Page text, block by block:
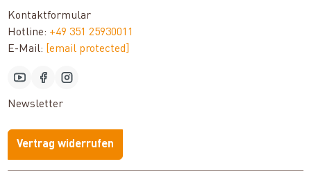
Kontaktformular
Hotline: +49 351 25930011
E-Mail:
[email protected]
Newsletter
Vertrag widerrufen